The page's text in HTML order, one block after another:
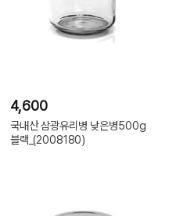
4,600
국내산 삼광유리병 낮은병500g
블랙_(2008180)